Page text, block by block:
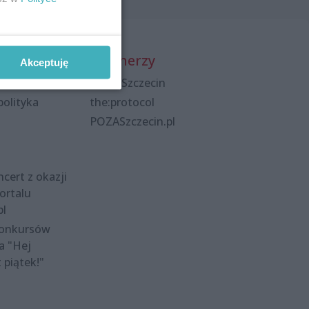
z okazji
"Hej
piątek!"
Partnerzy
Praca Szczecin
the:protocol
POZASzczecin.pl
Akceptuję